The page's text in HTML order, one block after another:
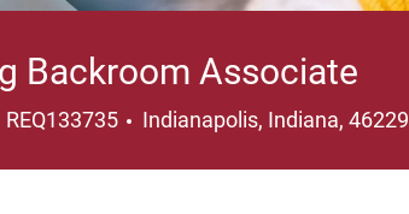
Backroom Associate
REQ133735 Ubicación
Indianapolis, Indiana, 46229